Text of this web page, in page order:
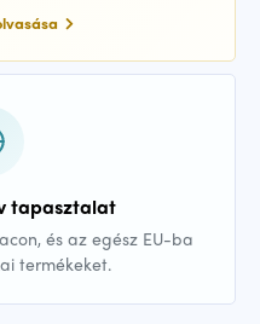
tapasztalat
és az egész EU-ba
termékeket.